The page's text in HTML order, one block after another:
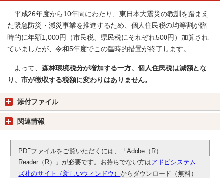
平成26年度から10年間にわたり、東日本大震災の教訓を踏まえ
た緊急防災・減災事業を推進するため、個人住民税の均等割が臨
時的に年額1,000円（市民税、県民税にそれぞれ500円）加算され
ていましたが、令和5年度でこの臨時的措置が終了します。
よって、 森林環境税分が増加する一方、個人住民税は減額とな
り、市が徴収する税額に変わりはありません。
添付ファイル
関連情報
PDFファイルをご覧いただくには、「Adobe（R）
Reader（R）」が必要です。お持ちでない方はアドビシステム
ズ社のサイト（新しいウィンドウ）からダウンロード（無料）